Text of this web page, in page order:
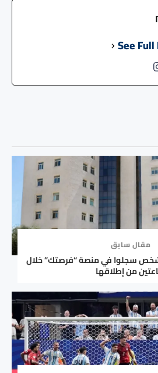
See
مقال سابق
أكثر من 400 شخص سجلوا في منصة “فرصتك” خلال
من إطلاقها